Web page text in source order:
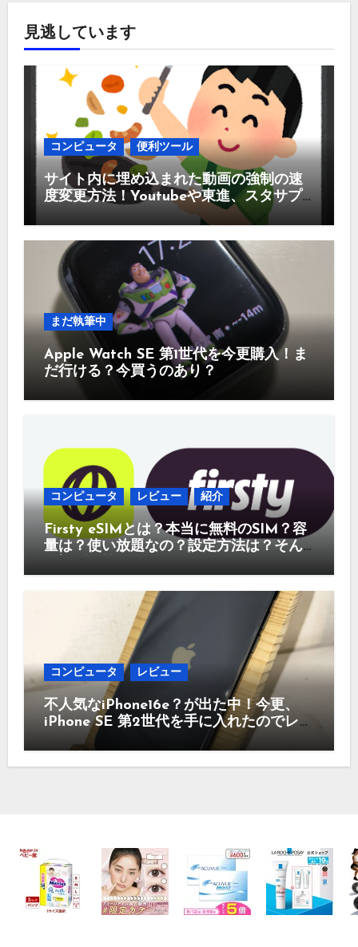
見逃しています
コンピュータ 便利ツール
サイト内に埋め込まれた動画の強制の速
度変更方法！Youtubeや東進、スタサプ
まだ執筆中
Apple Watch SE 第1世代を今更購入！ま
だ行ける？今買うのあり？
コンピュータ レビュー 紹介
Firsty eSIMとは？本当に無料のSIM？容
量は？使い放題なの？設定方法は？そん
コンピュータ レビュー
不人気なiPhone16e？が出た中！今更、
iPhone SE 第2世代を手に入れたのでレビ
ュー まだ使えるのか？今買うのはどう
かなど！